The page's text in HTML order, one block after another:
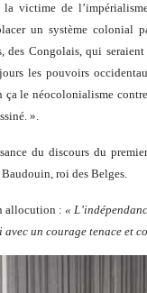
victime de
un système colonial
des Congolais, qui
les pouvoirs
ça le néocolonialisme
».
du discours du
roi des Belges.
allocution :«
un courage tenace et